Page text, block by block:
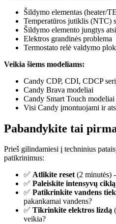
Šildymo elementas (heater/
Temperatūros jutiklis (NTC)
Šildymo elemento jungtys
Elektros grandinės problema
Termostato relė valdymo
Veikia šiems modeliams:
Candy CDP, CDI, CDCP
Candy Brava modeliai
Candy Smart Touch modeliai
Visi Candy įmontuojami ir
Pabandykite tai
Prieš gilindamiesi į techninius
patikrinimus:
✅ Atlikite reset(2 minutės)
✅ Paleiskite intensyvų ciklą
✅ Patikrinkite vandens
pakankamai vandens?
✅ Tikrinkite elektros lizdą
veikia?